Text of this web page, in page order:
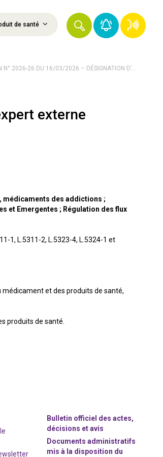
de santé
N° 2026-26 DU 16/03/2026 – DÉSIGNATION D’...
externe
médicaments des addictions ;
et Emergentes ; Régulation des flux
1, L.5311-2, L.5323-4, L.5324-1 et
médicament et des produits de santé,
produits de santé.
Bulletin officiel des actes,
décisions et avis
Documents administratifs
mis à la disposition du